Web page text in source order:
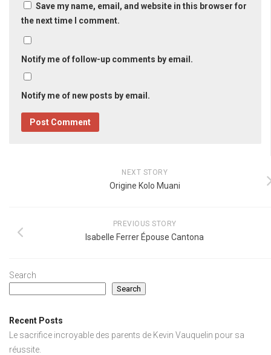
Save my name, email, and website in this browser for
the next time I comment.
Notify me of follow-up comments by email.
Notify me of new posts by email.
NEXT STORY
Origine Kolo Muani
PREVIOUS STORY
Isabelle Ferrer Épouse Cantona
Search
Search
Recent Posts
Le sacrifice incroyable des parents de Kevin Vauquelin pour sa
réussite.